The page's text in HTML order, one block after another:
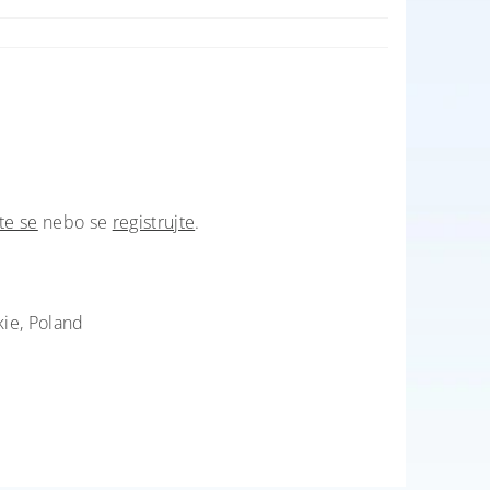
se nebo se registrujte.
Poland